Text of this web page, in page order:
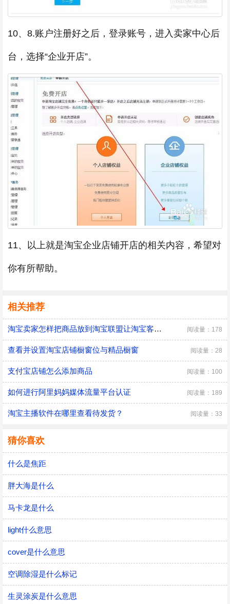
10、8.账户注册好之后，登录账号，进入卖家中心后
台，选择“企业开店”。
11、以上就是淘宝企业店铺开店的相关内容，希望对
你有所帮助。
相关推荐
淘宝卖家怎样把商品放到淘宝联盟让淘宝客推广 阅读量：178
查看并设置淘宝店铺橱窗位与精品橱窗 阅读量：28
支付宝店铺怎么添加商品 阅读量：100
如何进行阿里妈妈媒体流量平台认证 阅读量：189
淘宝主播软件在哪里查看待发货？ 阅读量：33
猜你喜欢
什么是焦距
胖大海是什么
马卡龙是什么
light什么意思
cover是什么意思
空调除湿是什么标记
生灵涂炭是什么意思